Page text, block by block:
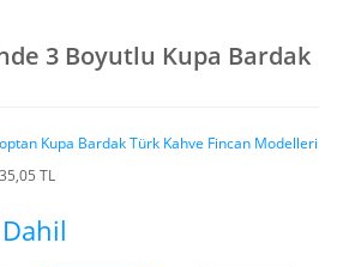
3 Boyutlu Kupa Bardak
Kupa Bardak Türk Kahve Fincan Modelleri
TL